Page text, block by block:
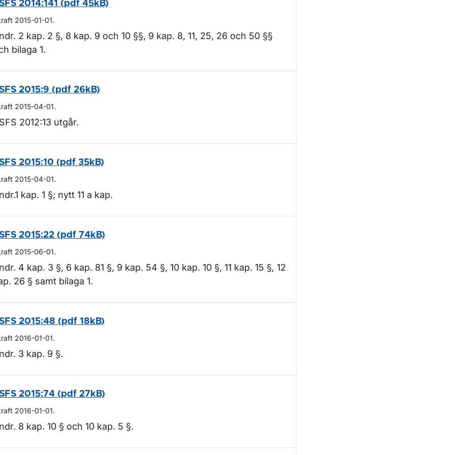
2014:141 (pdf 45kB)
2015-01-01.
2 kap. 2 §, 8 kap. 9 och 10 §§, 9 kap. 8, 11, 25, 26 och 50 §§
bilaga 1.
2015:9 (pdf 26kB)
2015-04-01.
2012:13 utgår.
2015:10 (pdf 35kB)
2015-04-01.
kap. 1 §; nytt 11 a kap.
2015:22 (pdf 74kB)
2015-06-01.
4 kap. 3 §, 6 kap. 81 §, 9 kap. 54 §, 10 kap. 10 §, 11 kap. 15 §, 12
26 § samt bilaga 1.
2015:48 (pdf 18kB)
2016-01-01.
3 kap. 9 §.
2015:74 (pdf 27kB)
2016-01-01.
8 kap. 10 § och 10 kap. 5 §.